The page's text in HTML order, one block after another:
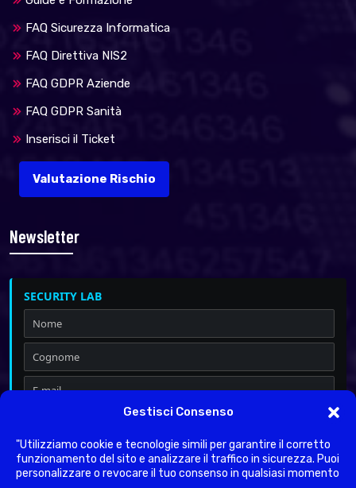
Gestisci Consenso
"Utilizziamo cookie e tecnologie simili per garantire il corretto
funzionamento del sito e analizzare il traffico in sicurezza. Puoi
personalizzare o revocare il tuo consenso in qualsiasi momento
FAQ Sicurezza Informatica
FAQ Direttiva NIS2
FAQ GDPR Aziende
FAQ GDPR Sanità
Inserisci il Ticket
Valutazione Rischio
Newsletter
SECURITY LAB
Iscrivimi a Security & Privacy
Regolamento UE 2016/679.